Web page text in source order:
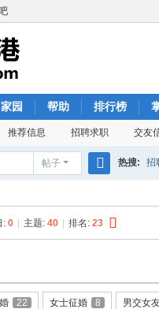
家园 帮助 排行榜
推荐信息 招聘求职 交友
帖子
索
热搜: 招
: 0 主题: 40 排名: 23
22 女士征婚 8 男交女